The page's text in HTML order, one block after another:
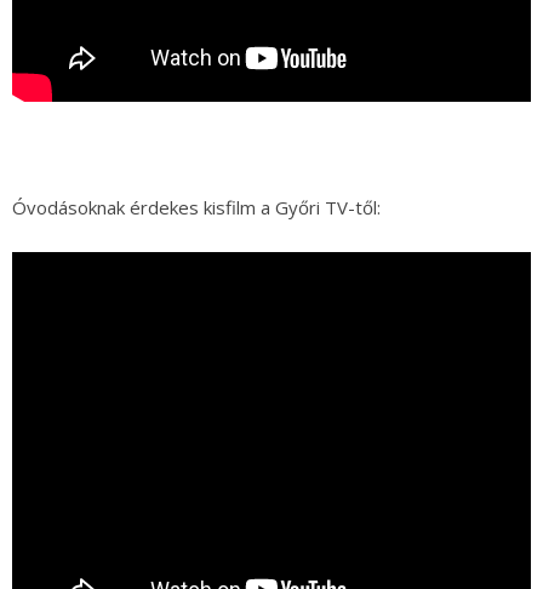
Óvodásoknak érdekes kisfilm a Győri TV-től: